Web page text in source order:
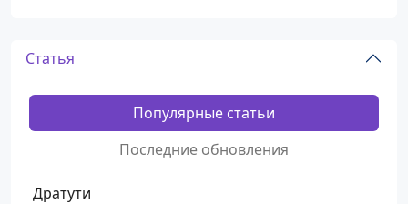
Статья
Популярные статьи
Последние обновления
Дратути